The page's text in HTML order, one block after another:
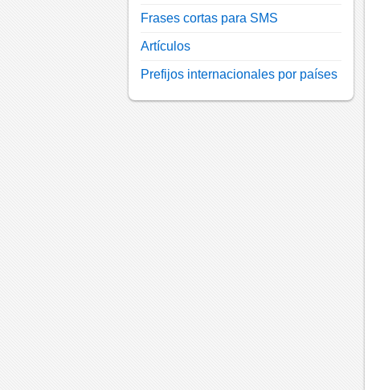
Frases cortas para SMS
Artículos
Prefijos internacionales por países